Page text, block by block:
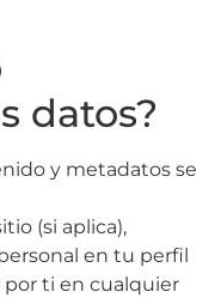
datos?
y metadatos se
(si aplica),
en tu perfil
ti en cualquier